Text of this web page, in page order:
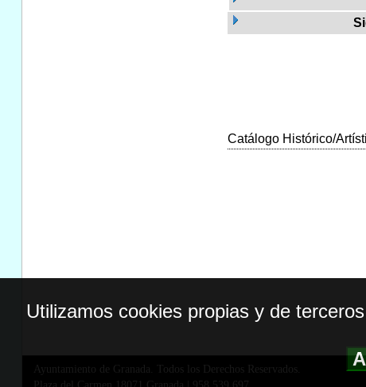
Catálogo Histórico/
Ayuntamiento de Granada. Todos los Derechos Reservados.
Utilizamos cookies propias y de